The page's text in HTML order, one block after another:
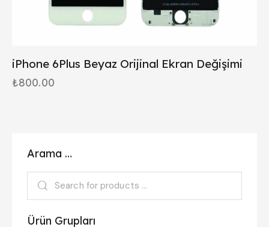
iPhone 6Plus Beyaz Orijinal Ekran Değişimi
₺800.00
Arama …
Ürün Grupları